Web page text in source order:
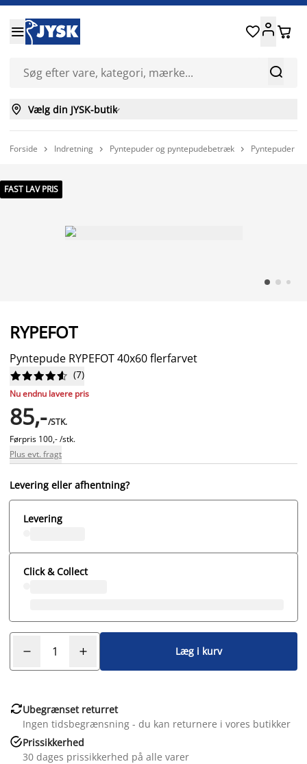


 
 Vælg din JYSK-butik
Forside  Indretning  Pyntepuder og pyntepudebetræk  Pyntepuder
FAST LAV PRIS
RYPEFOT
Pyntepude RYPEFOT 40x60 flerfarvet





 (7)
Nu endnu lavere pris
85,-/STK.
Førpris 100,- /stk.
Plus evt. fragt
Levering eller afhentning?
Levering
Click & Collect
Læg i kurv
Ubegrænset returret
Ingen tidsbegrænsning - du kan returnere i vores butikker
Prissikkerhed
30 dages prissikkerhed på alle varer